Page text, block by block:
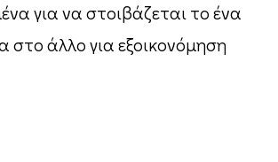
για να στοιβάζεται το ένα
στο άλλο για εξοικονόμηση